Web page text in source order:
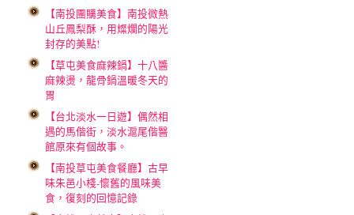
【南投團購美食】南投微熱
山丘鳳梨酥，用燦爛的陽光
封存的美點!
【草屯美食麻辣鍋】十八醬
麻辣燙，龍骨鍋溫暖冬天的
胃
【台北淡水一日遊】偶然相
遇的馬偕街，淡水滬尾偕醫
館原來有個故事。
【南投草屯美食餐廳】古早
味朱邑小棧-懷舊的風味美
食，復刻的回憶記錄